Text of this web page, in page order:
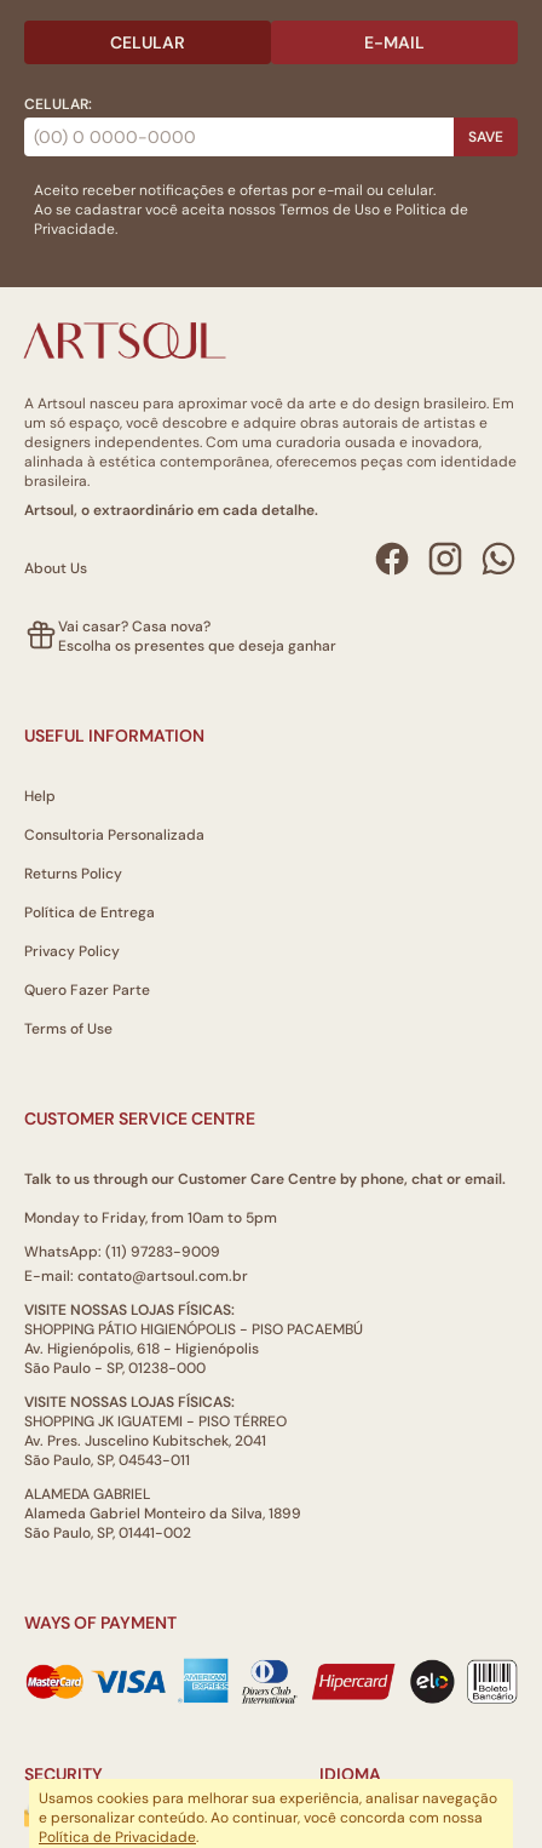
CELULAR E-MAIL
CELULAR:
SAVE
Aceito receber notificações e ofertas por e-mail ou celular.
Ao se cadastrar você aceita nossosTermos de Usoe Politica de
Privacidade.
A Artsoul nasceu para aproximar você da arte e do design brasileiro. Em
um só espaço, você descobre e adquire obras autorais de artistas e
designers independentes. Com uma curadoria ousada e inovadora,
alinhada à estética contemporânea, oferecemos peças com identidade
brasileira.
Artsoul, o extraordinário em cada detalhe.
About Us
Vai casar? Casa nova?
Escolha os presentes que deseja ganhar
USEFUL INFORMATION
Help
Consultoria Personalizada
Returns Policy
Política de Entrega
Privacy Policy
Quero Fazer Parte
Terms of Use
CUSTOMER SERVICE CENTRE
Talk to us through our Customer Care Centre by phone, chat or email.
Monday to Friday, from 10am to 5pm
WhatsApp: (11) 97283-9009
E-mail: contato@artsoul.com.br
VISITE NOSSAS LOJAS FÍSICAS:
SHOPPING PÁTIO HIGIENÓPOLIS - PISO PACAEMBÚ
Av. Higienópolis, 618 - Higienópolis
São Paulo - SP, 01238-000
VISITE NOSSAS LOJAS FÍSICAS:
SHOPPING JK IGUATEMI - PISO TÉRREO
Av. Pres. Juscelino Kubitschek, 2041
São Paulo, SP, 04543-011
ALAMEDA GABRIEL
Alameda Gabriel Monteiro da Silva, 1899
São Paulo, SP, 01441-002
WAYS OF PAYMENT
SECURITY IDIOMA
Usamos cookies para melhorar sua experiência, analisar navegação
e personalizar conteúdo. Ao continuar, você concorda com nossa
Política de Privacidade.